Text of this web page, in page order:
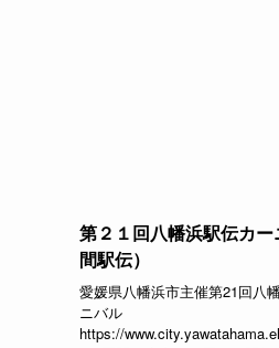
第２１回八幡浜駅伝カ
間駅伝）
愛媛県八幡浜市主催第21回八
ニバル
https://